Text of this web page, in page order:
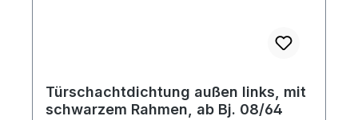
Türschachtdichtung außen links, mit
schwarzem Rahmen, ab Bj. 08/64